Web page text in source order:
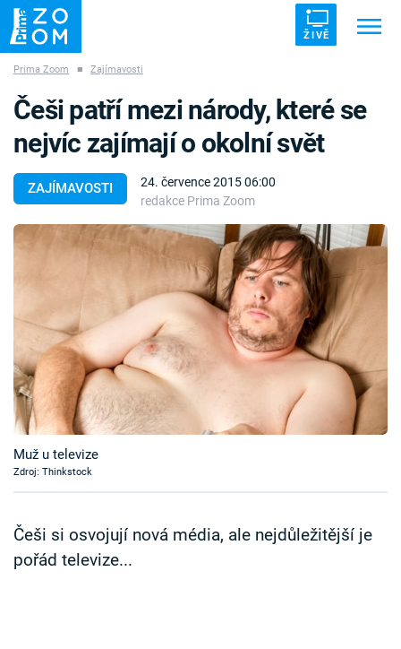
ŽIVĚ
ZÁHADY VETŘELCI DÁVNOVĚKU
Témata
Témata
Pořady
TV Program
Časopis
Sledujte prima+
Prima Zoom ■ Zajímavosti
ZAJÍMAVOSTI
24. července 2015 06:00
redakce Prima Zoom
Češi patří mezi národy, které se
nejvíc zajímají o okolní svět
Muž u televize
Zdroj: Thinkstock
Češi si osvojují nová média, ale nejdůležitější je
pořád televize...